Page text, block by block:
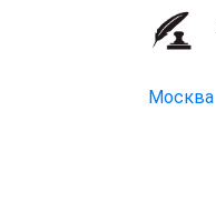
Москва